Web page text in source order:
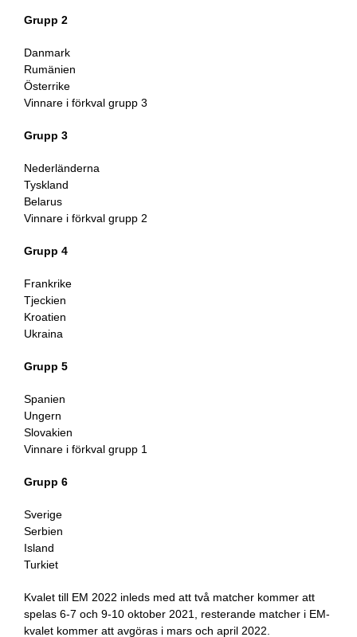
Grupp 2
Danmark
Rumänien
Österrike
Vinnare i förkval grupp 3
Grupp 3
Nederländerna
Tyskland
Belarus
Vinnare i förkval grupp 2
Grupp 4
Frankrike
Tjeckien
Kroatien
Ukraina
Grupp 5
Spanien
Ungern
Slovakien
Vinnare i förkval grupp 1
Grupp 6
Sverige
Serbien
Island
Turkiet
Kvalet till EM 2022 inleds med att två matcher kommer att
spelas 6-7 och 9-10 oktober 2021, resterande matcher i EM-
kvalet kommer att avgöras i mars och april 2022.